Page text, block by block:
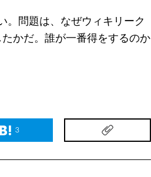
。問題は、なぜウィキリーク
かだ。誰が一番得をするのか
3